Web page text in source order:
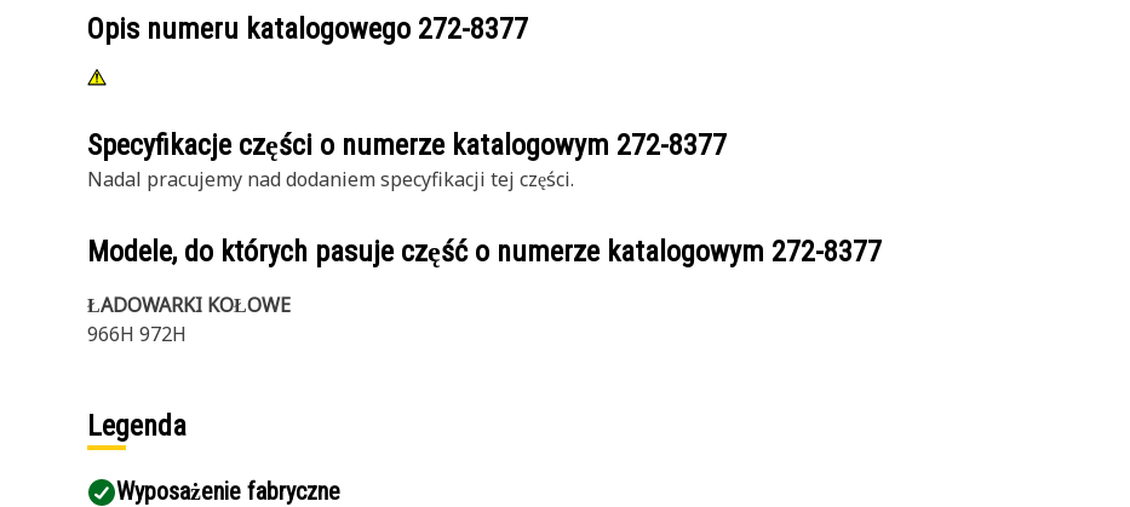
Opis numeru katalogowego 272-8377
Specyfikacje części o numerze katalogowym 272-8377
Nadal pracujemy nad dodaniem specyfikacji tej części.
Modele, do których pasuje część o numerze katalogowym 272-8377
ŁADOWARKI KOŁOWE
966H 972H
Legenda
Wyposażenie fabryczne